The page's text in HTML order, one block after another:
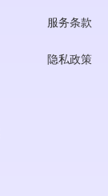
服务条款
隐私政策